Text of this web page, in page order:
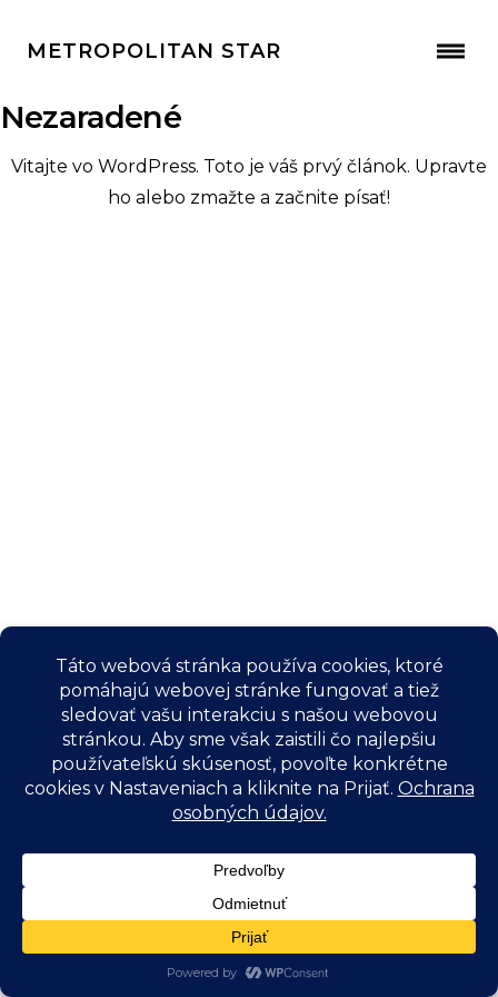
METROPOLITAN STAR
Nezaradené
Vitajte vo WordPress. Toto je váš prvý článok. Upravte
ho alebo zmažte a začnite písať!